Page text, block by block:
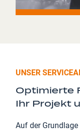
UNSER
Optimierte
Ihr Projekt
Auf der